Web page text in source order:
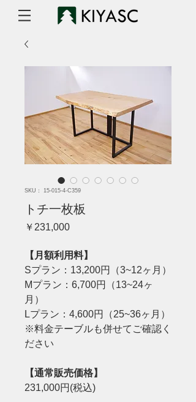
SKU： 15-015-4-C359
トチ一枚板
￥231,000価
【月額利用料】
Sプラン：13,200円（3~12ヶ月）
Mプラン：6,700円（13~24ヶ
月）
Lプラン：4,600円（25~36ヶ月）
※料金テーブルも併せてご確認く
ださい
【通常販売価格】
231,000円(税込)